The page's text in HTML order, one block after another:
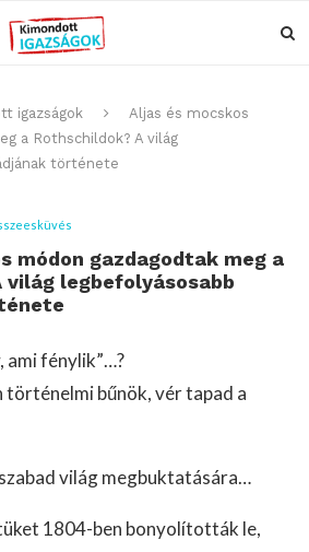
igazságok
Aljas és mocskos
a Rothschildok? A világ
története
módon gazdagodtak meg a
világ legbefolyásosabb
ami fénylik”…?
bűnök, vér tapad a
világ megbuktatására…
1804-ben bonyolították le,